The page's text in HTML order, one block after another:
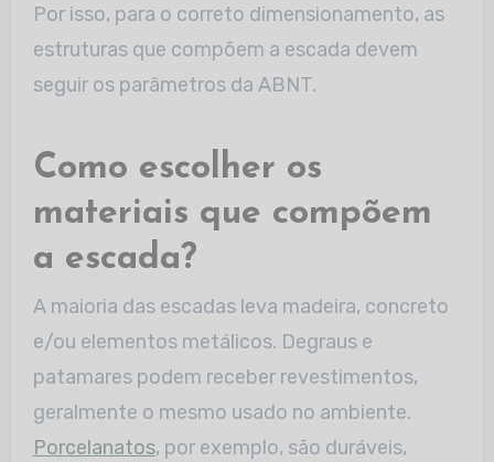
Por isso, para o correto dimensionamento, as
estruturas que compõem a escada devem
seguir os parâmetros da ABNT.
Como escolher os
materiais que compõem
a escada?
A maioria das escadas leva madeira, concreto
e/ou elementos metálicos. Degraus e
patamares podem receber revestimentos,
geralmente o mesmo usado no ambiente.
Porcelanatos, por exemplo, são duráveis,